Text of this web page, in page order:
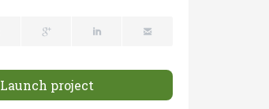
Launch project